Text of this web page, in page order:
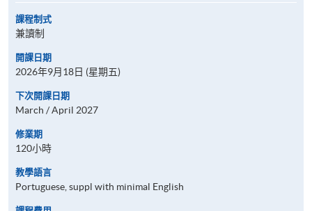
課程制式
兼讀制
開課日期
2026年9月18日 (星期五)
下次開課日期
March / April 2027
修業期
120小時
教學語言
Portuguese, suppl with minimal English